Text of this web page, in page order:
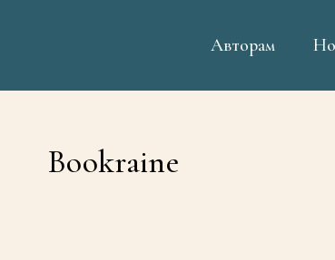
Авторам
Bookraine